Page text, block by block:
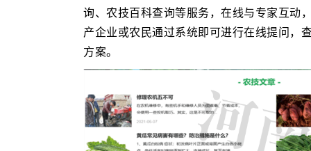
询、农技百科查询等服务，在线与专家互动
产企业或农民通过系统即可进行在线提问，
方案。